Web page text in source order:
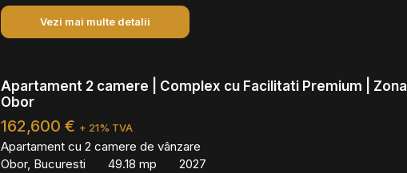
Vezi mai multe detalii
Apartament 2 camere | Complex cu Facilitati Premium | Zona
Obor
162,600 € + 21% TVA
Apartament cu 2 camere de vânzare
Obor, Bucuresti
49.18 mp 2027